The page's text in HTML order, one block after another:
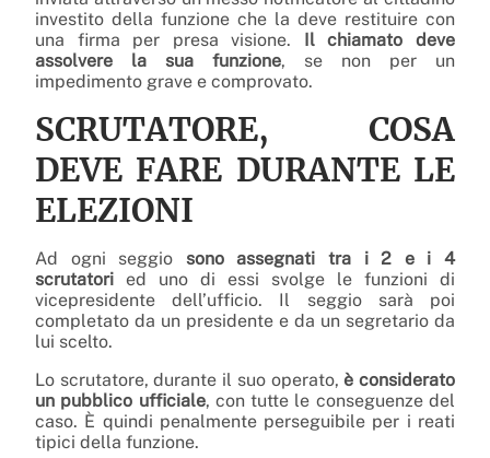
investito della funzione che la deve restituire con
una firma per presa visione.
Il chiamato deve
assolvere la sua funzione, se non per un
impedimento grave e comprovato.
SCRUTATORE, COSA
DEVE FARE DURANTE LE
ELEZIONI
Ad ogni seggio sono assegnati tra i 2 e i 4
scrutatori ed uno di essi svolge le funzioni di
vicepresidente dell’ufficio. Il seggio sarà poi
completato da un presidente e da un segretario da
lui scelto.
Lo scrutatore, durante il suo operato,è considerato
un pubblico ufficiale, con tutte le conseguenze del
caso. È quindi penalmente perseguibile per i reati
tipici della funzione.